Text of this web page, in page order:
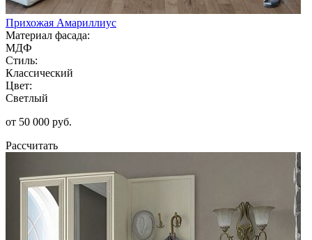
Прихожая Амариллиус
Материал фасада:
МДФ
Стиль:
Классический
Цвет:
Светлый
от 50 000 руб.
Рассчитать